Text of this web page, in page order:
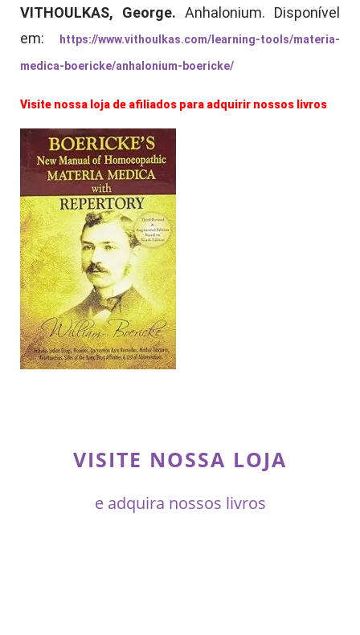
VITHOULKAS, George. Anhalonium. Disponível
em:
https://www.vithoulkas.com/learning-tools/materia-
medica-boericke/anhalonium-boericke/
Visite nossa loja de afiliados para adquirir nossos livros
VISITE NOSSA LOJA
e adquira nossos livros